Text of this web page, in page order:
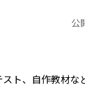
公
ト、自作教材な